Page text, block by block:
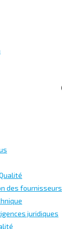
des fournisseurs
juridiques